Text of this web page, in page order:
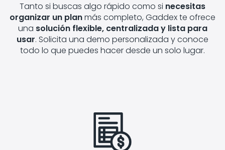
Tanto si buscas algo rápido como si necesitas
organizar un planmás completo, Gaddex te ofrece
una solución flexible, centralizada y lista para
usar. Solicita una demo personalizada y conoce
todo lo que puedes hacer desde un solo lugar.